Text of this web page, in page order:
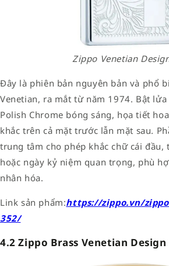
Zippo Venetian
Đây là phiên bản nguyên bản và phổ
Venetian, ra mắt từ năm 1974. Bật
Polish Chrome bóng sáng, họa tiết
khắc trên cả mặt trước lẫn mặt sau.
trung tâm cho phép khắc chữ cái đầu,
hoặc ngày kỷ niệm quan trọng, phù
nhân hóa.
Link sản phẩm:https://zippo.vn/
352/
4.2 Zippo Brass Venetian Design